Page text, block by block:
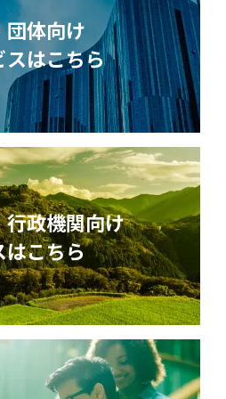
団体向け
スはこちら
行政機関向け
はこちら